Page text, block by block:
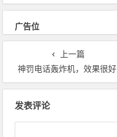
广告位
上一篇
神罚电话轰炸机，效果很好
发表评论